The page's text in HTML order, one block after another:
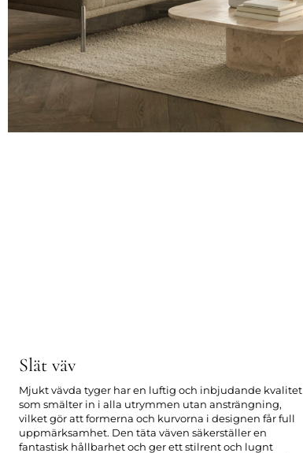
Slät väv
Mjukt vävda tyger har en luftig och inbjudande kvalitet
som smälter in i alla utrymmen utan ansträngning,
vilket gör att formerna och kurvorna i designen får full
uppmärksamhet. Den täta väven säkerställer en
fantastisk hållbarhet och ger ett stilrent och lugnt